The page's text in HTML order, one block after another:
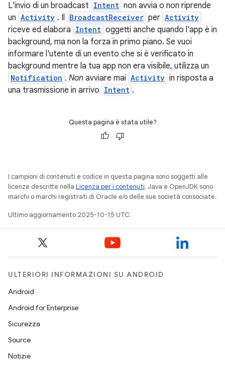
L'invio di un broadcast Intent non avvia o non riprende
un Activity . Il BroadcastReceiver per Activity
riceve ed elabora Intent oggetti anche quando l'app è in
background, ma non la forza in primo piano. Se vuoi
informare l'utente di un evento che si è verificato in
background mentre la tua app non era visibile, utilizza un
Notification . Non avviare mai Activity in risposta a
una trasmissione in arrivo Intent .
Questa pagina è stata utile?
I campioni di contenuti e codice in questa pagina sono soggetti alle
licenze descritte nella Licenza per i contenuti. Java e OpenJDK sono
marchi o marchi registrati di Oracle e/o delle sue società consociate.
Ultimo aggiornamento 2025-10-15 UTC.
ULTERIORI INFORMAZIONI SU ANDROID
Android
Android for Enterprise
Sicurezza
Source
Notizie